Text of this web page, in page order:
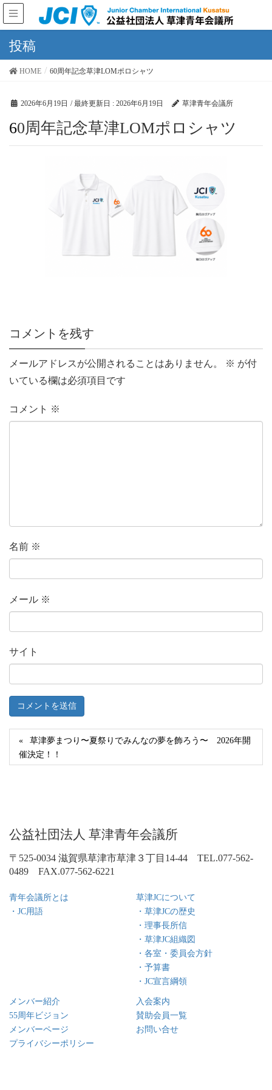
投稿
HOME 60周年記念草津LOMポロシャツ
2026年6月19日 / 最終更新日 : 2026年6月19日 草津青年会議所
60周年記念草津LOMポロシャツ
コメントを残す
メールアドレスが公開されることはありません。 ※ が付
いている欄は必須項目です
コメント ※
名前 ※
メール ※
サイト
草津夢まつり〜夏祭りでみんなの夢を飾ろう〜 2026年開
催決定！！
公益社団法人 草津青年会議所
〒525-0034 滋賀県草津市草津３丁目14-44 TEL.077-562-
0489 FAX.077-562-6221
青年会議所とは
・JC用語
草津JCについて
・草津JCの歴史
・理事長所信
・草津JC組織図
・各室・委員会方針
・予算書
・JC宣言綱領
メンバー紹介
入会案内
55周年ビジョン
賛助会員一覧
メンバーページ
お問い合せ
プライバシーポリシー